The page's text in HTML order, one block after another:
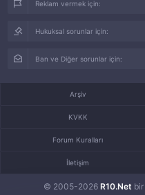
Reklam vermek için:
Hukuksal sorunlar için:
Ban ve Diğer sorunlar için:
© 2005-2026 R10.Net bir
Arşiv
KVKK
Forum Kuralları
İletişim